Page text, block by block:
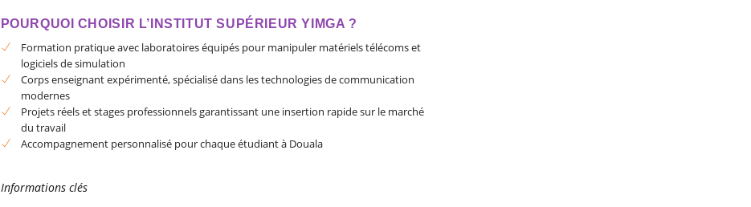
POURQUOI CHOISIR L’INSTITUT SUPÉRIEUR YIMGA ?
Formation pratique avec laboratoires équipés pour manipuler matériels télécoms et
logiciels de simulation
Corps enseignant expérimenté, spécialisé dans les technologies de communication
modernes
Projets réels et stages professionnels garantissant une insertion rapide sur le marché
du travail
Accompagnement personnalisé pour chaque étudiant à Douala
Informations clés